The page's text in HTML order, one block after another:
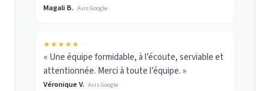
Magali B. Avis Google
★★★★★
« Une équipe formidable, à l’écoute, serviable et
attentionnée. Merci à toute l’équipe. »
Véronique V. Avis Google